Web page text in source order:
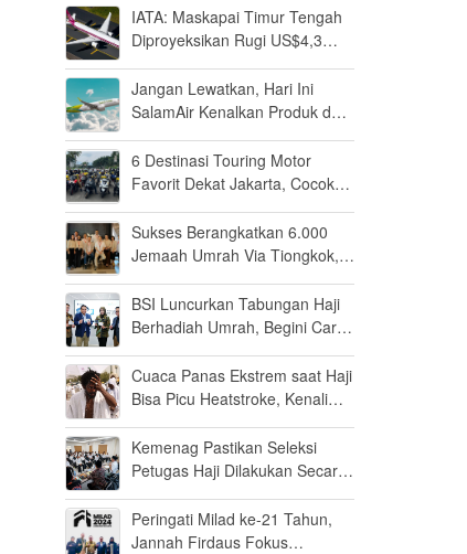
Soekarno-Hatta
IATA: Maskapai Timur Tengah
Diproyeksikan Rugi US$4,3
Jangan Lewatkan, Hari Ini
SalamAir Kenalkan Produk dan
Indonesia
6 Destinasi Touring Motor
Favorit Dekat Jakarta, Cocok
Sukses Berangkatkan 6.000
Jemaah Umrah Via Tiongkok,
Ekspansi di 2026
BSI Luncurkan Tabungan Haji
Berhadiah Umrah, Begini Cara
Cuaca Panas Ekstrem saat Haji
Bisa Picu Heatstroke, Kenali
Pencegahannya!
Kemenag Pastikan Seleksi
Petugas Haji Dilakukan Secar
Peringati Milad ke-21 Tahun,
Jannah Firdaus Fokus